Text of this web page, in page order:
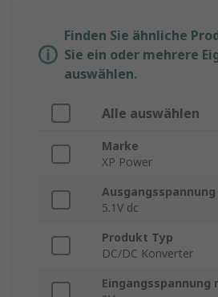
Finden Sie ähnliche
Sie ein oder mehrere
auswählen.
Alle auswählen
Marke
XP Power
Ausgangsspannung
5.1V dc
Produkt Typ
DC/DC Konverter
Eingangsspannung